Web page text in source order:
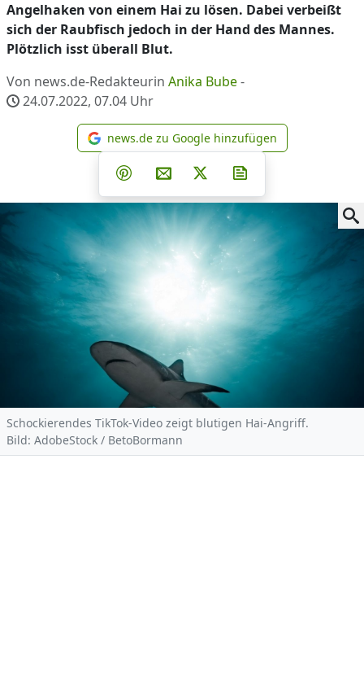
Angelhaken von einem Hai zu lösen. Dabei verbeißt
sich der Raubfisch jedoch in der Hand des Mannes.
Plötzlich isst überall Blut.
Von news.de-Redakteurin Anika Bube-
24.07.2022, 07.04 Uhr
news.de zu Google
news.de zu Google hinzufügen
Teilen auf Facebook
Teilen auf Whatsapp
Teilen auf Telegram
Teilen auf Pinterest
Per E-Mail teilen
Post auf X
Schockierendes TikTok-Video zeigt blutigen Hai-Angriff.
Bild: AdobeStock / BetoBormann